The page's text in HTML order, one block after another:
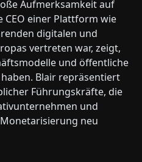
Aufmerksamkeit auf
CEO einer Plattform wie
digitalen und
vertreten war, zeigt,
und öffentliche
Blair repräsentiert
Führungskräfte, die
und
neu